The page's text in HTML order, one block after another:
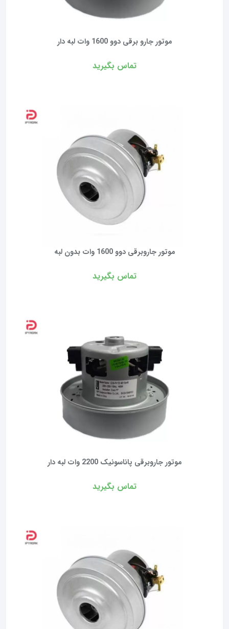
موتور جارو برقی دوو 1600 وات لبه دار
تماس بگیرید
موتور جاروبرقی دوو 1600 وات بدون لبه
تماس بگیرید
موتور جاروبرقی پاناسونیک 2200 وات لبه دار
تماس بگیرید